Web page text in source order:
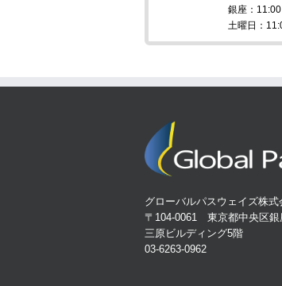
銀座：
土曜日：
グローバルパスウェイズ株式
〒104-0061 東京都中央区銀
三原ビルディング5階
03-6263-0962